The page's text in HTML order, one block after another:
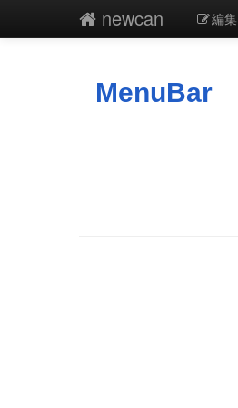
newcan 編集
MenuBar